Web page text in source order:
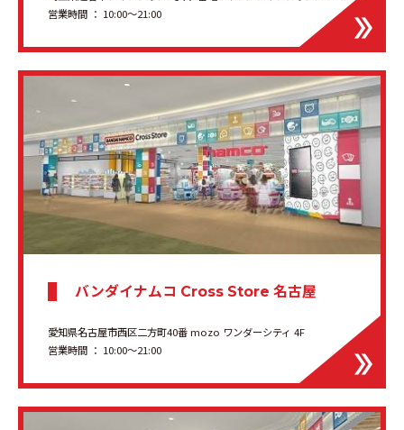
営業時間 ： 10:00〜21:00
バンダイナムコ Cross Store 名古屋
愛知県名古屋市西区二方町40番 mozo ワンダーシティ 4F
営業時間 ： 10:00～21:00